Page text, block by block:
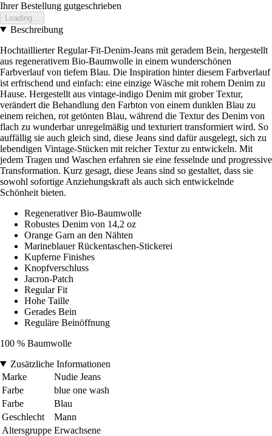
Ihrer Bestellung gutgeschrieben
Loading...
Beschreibung
Hochtaillierter Regular-Fit-Denim-Jeans mit geradem Bein, hergestellt
aus regenerativem Bio-Baumwolle in einem wunderschönen
Farbverlauf von tiefem Blau. Die Inspiration hinter diesem Farbverlauf
ist erfrischend und einfach: eine einzige Wäsche mit rohem Denim zu
Hause. Hergestellt aus vintage-indigo Denim mit grober Textur,
verändert die Behandlung den Farbton von einem dunklen Blau zu
einem reichen, rot getönten Blau, während die Textur des Denim von
flach zu wunderbar unregelmäßig und texturiert transformiert wird. So
auffällig sie auch gleich sind, diese Jeans sind dafür ausgelegt, sich zu
lebendigen Vintage-Stücken mit reicher Textur zu entwickeln. Mit
jedem Tragen und Waschen erfahren sie eine fesselnde und progressive
Transformation. Kurz gesagt, diese Jeans sind so gestaltet, dass sie
sowohl sofortige Anziehungskraft als auch sich entwickelnde
Schönheit bieten.
Regenerativer Bio-Baumwolle
Robustes Denim von 14,2 oz
Orange Garn an den Nähten
Marineblauer Rückentaschen-Stickerei
Kupferne Finishes
Knopfverschluss
Jacron-Patch
Regular Fit
Hohe Taille
Gerades Bein
Reguläre Beinöffnung
100 % Baumwolle
Zusätzliche Informationen
Marke
Nudie Jeans
Farbe
blue one wash
Farbe
Blau
Geschlecht
Mann
Altersgruppe Erwachsene